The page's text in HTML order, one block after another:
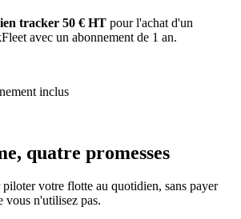
tracker 50 € HT pour l'achat d'un
avec un abonnement de 1 an.
inclus
quatre promesses
votre flotte au quotidien, sans payer
vous n'utilisez pas.